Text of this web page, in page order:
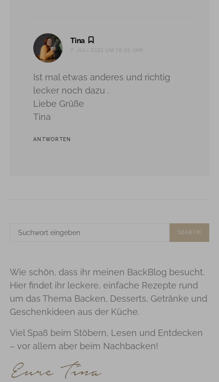
Tina
7. JULI 2022 UM 18:32 UHR
Ist mal etwas anderes und richtig
lecker noch dazu .
Liebe Grüße
Tina
ANTWORTEN
SUCHE
SEARCH
Wie schön, dass ihr meinen BackBlog besucht.
Hier findet ihr leckere, einfache Rezepte rund
um das Thema Backen, Desserts, Getränke und
Geschenkideen aus der Küche.
Viel Spaß beim Stöbern, Lesen und Entdecken
– vor allem aber beim Nachbacken!